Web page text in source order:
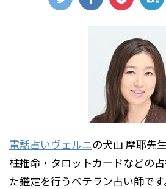
電話占いヴェルニの犬山 摩耶先
柱推命・タロットカードなどの
た鑑定を行うベテラン占い師です